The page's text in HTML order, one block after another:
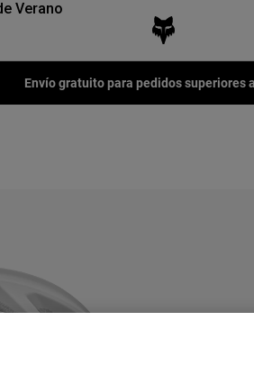
Verano
Envío gratuito para pedidos superiores